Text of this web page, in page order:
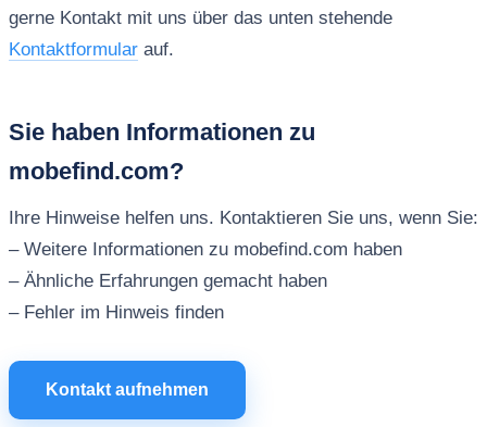
gerne Kontakt mit uns über das unten stehende
Kontaktformularauf.
Sie haben Informationen zu
mobefind.com?
Ihre Hinweise helfen uns. Kontaktieren Sie uns, wenn Sie:
– Weitere Informationen zu mobefind.com haben
– Ähnliche Erfahrungen gemacht haben
– Fehler im Hinweis finden
Kontakt aufnehmen